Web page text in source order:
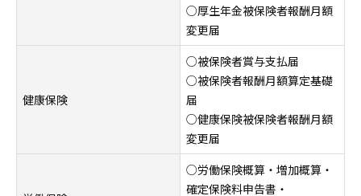
○厚生年金被保険者報酬月額
変更届
健康保険
○被保険者賞与支払届
○被保険者報酬月額算定基礎
届
○健康保険被保険者報酬月額
変更届
○労働保険概算・増加概算・
確定保険料申告書・